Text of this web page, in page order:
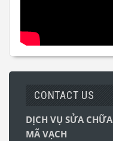
CONTACT US
DỊCH VỤ SỬA CHỮA
MÃ VẠCH